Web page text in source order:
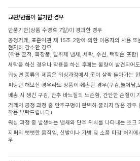
교환/반품이 불가한 경우
반품기한(상품 수령후 7일)이 경과한 경우
공정거래, 표준약관 제 15조 2항에 의한 이용자의 사용
현저히 감소한 경우
(착용 흔적, 화장품, 탈취제 냄새, 세탁, 수선, 택훼손 포함)
세탁을 하신 경우나 착용을 하신 후에는 불량이 발견되어
워싱면 종류의 제품은 워싱과정에서 옷이 살짝 돌아가는
피팅만 해보신 경우라도 상품이 훼손된 경우(구김,늘어남,
배송 시 생긴 구김, 단추 바느질의 느슨함, 간단한 손질이
거래처 공정 과정 중 단추구멍이 완벽히 뚫리지 않은 경우
착용 부탁드립니다)
워싱 과정 중 발생하는 냄새와 단추 위치를 나타내는 초크
지퍼의 뻣뻣한 움직임, 신발이나 가방 및 소품 마감 처리
우